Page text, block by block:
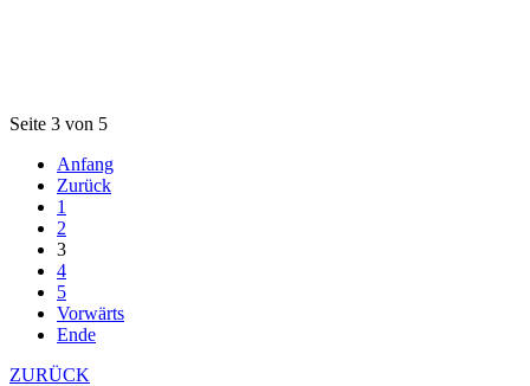
Seite 3 von 5
Anfang
Zurück
1
2
3
4
5
Vorwärts
Ende
ZURÜCK